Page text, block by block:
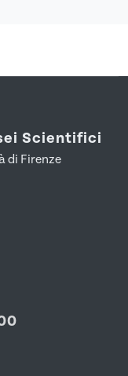
Scientifici
di Firenze